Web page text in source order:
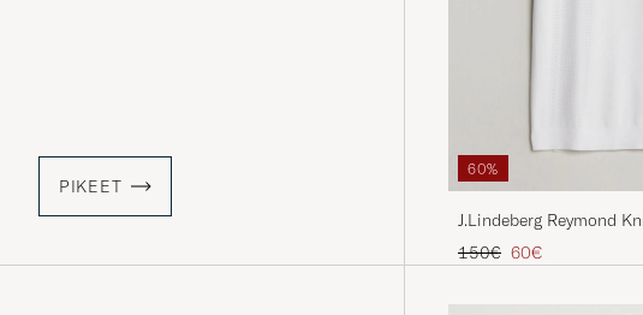
PIKEET
60%
J.Lindeberg Reymond
Tavallinen hinta
150€ Alennettu hinta
60€